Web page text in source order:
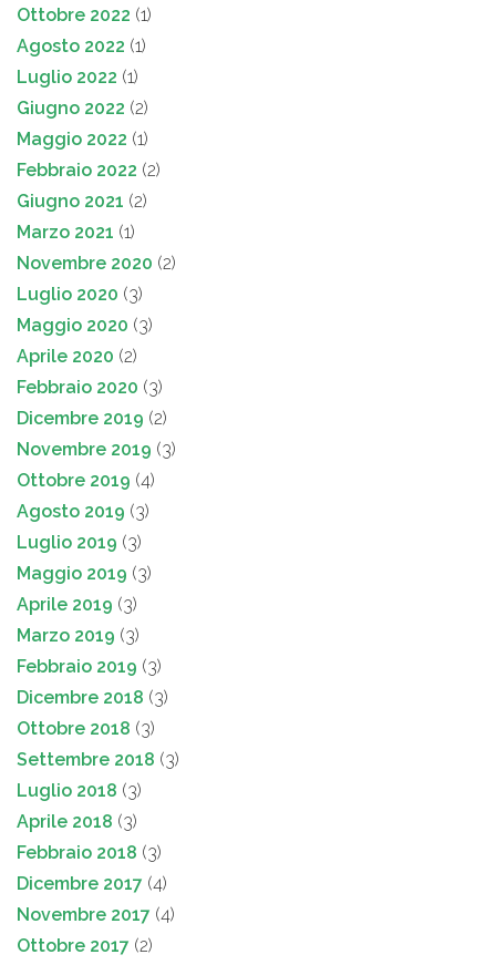
Ottobre 2022 (1)
Agosto 2022 (1)
Luglio 2022 (1)
Giugno 2022 (2)
Maggio 2022 (1)
Febbraio 2022 (2)
Giugno 2021 (2)
Marzo 2021 (1)
Novembre 2020 (2)
Luglio 2020 (3)
Maggio 2020 (3)
Aprile 2020 (2)
Febbraio 2020 (3)
Dicembre 2019 (2)
Novembre 2019 (3)
Ottobre 2019 (4)
Agosto 2019 (3)
Luglio 2019 (3)
Maggio 2019 (3)
Aprile 2019 (3)
Marzo 2019 (3)
Febbraio 2019 (3)
Dicembre 2018 (3)
Ottobre 2018 (3)
Settembre 2018 (3)
Luglio 2018 (3)
Aprile 2018 (3)
Febbraio 2018 (3)
Dicembre 2017 (4)
Novembre 2017 (4)
Ottobre 2017 (2)